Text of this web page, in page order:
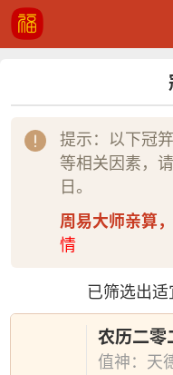
提示：以下冠
等相关因素，
日。
周易大师亲算
情
已筛选出
农历二零
值神：天